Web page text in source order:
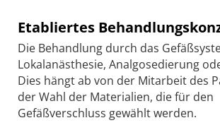
Etabliertes
Die Behandlung durch das
Lokalanästhesie, Analgosedierung
Dies hängt ab von der Mitarbeit des
der Wahl der Materialien, die für den
Gefäßverschluss gewählt werden.